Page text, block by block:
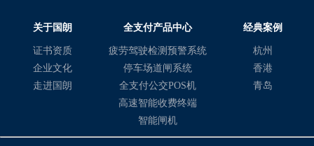
关于国朗
证书资质
企业文化
走进国朗
全支付产品中心
疲劳驾驶检测预警系统
停车场道闸系统
全支付公交POS机
高速智能收费终端
智能闸机
经典案例
杭州
香港
青岛